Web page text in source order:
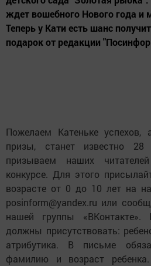
ждет вошебного Нового года и
Теперь у Кати есть шанс
подарок от редакции
Пожелаем Катеньке
призы, станет известно
призываем наших
конкурсе. Для этого
возрасте от 0 до 10 лет на
posinform@yandex.ru или
нашей группы «ВКонтакте».
должны присутствовать:
атрибутика. В письме
фамилию и возраст